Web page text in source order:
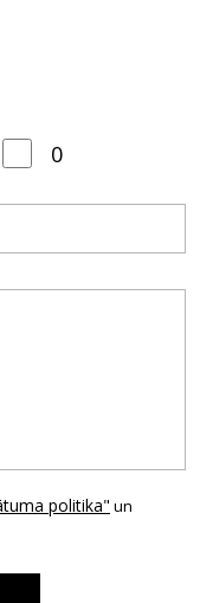
0
politika" un